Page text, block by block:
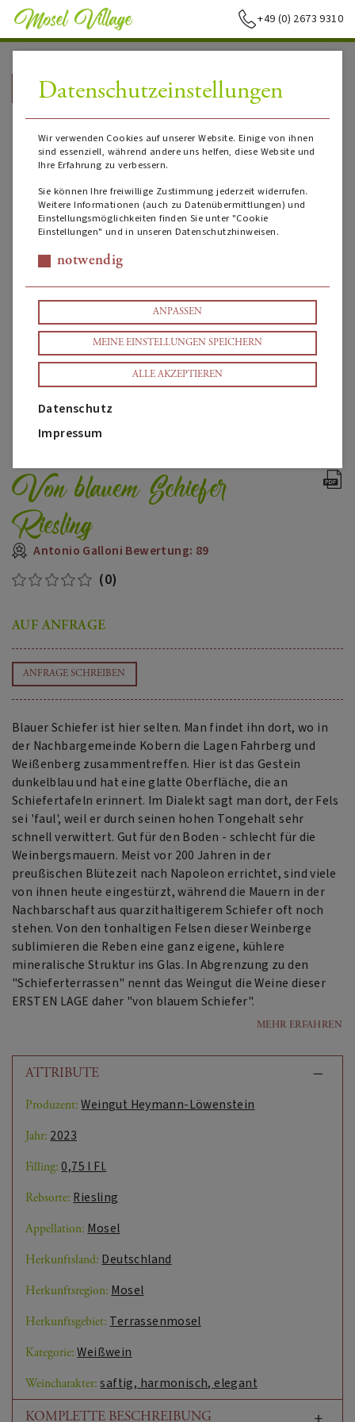
+49 (0) 2673 9310
ZURÜCK ZUR STARTSEITE
Von blauem Schiefer
Riesling
Antonio Galloni Bewertung: 89
(0)
AUF ANFRAGE
ANFRAGE SCHREIBEN
Blauer Schiefer ist hier selten. Man findet ihn dort, wo in
der Nachbargemeinde Kobern die Lagen Fahrberg und
Weißenberg zusammentreffen. Hier ist das Gestein
dunkelblau und hat eine glatte Oberfläche, die an
Schiefertafeln erinnert. Im Dialekt sagt man dort, der Fels
sei 'faul', weil er durch seinen hohen Tongehalt sehr
schnell verwittert. Gut für den Boden - schlecht für die
Weinbergsmauern. Meist vor 200 Jahren in der
preußischen Blütezeit nach Napoleon errichtet, sind viele
von ihnen heute eingestürzt, während die Mauern in der
Nachbarschaft aus quarzithaltigerem Schiefer oft noch
stehen. Von den tonhaltigen Felsen dieser Weinberge
sublimieren die Reben eine ganz eigene, kühlere
mineralische Struktur ins Glas. In Abgrenzung zu den
"Schieferterrassen" nennt das Weingut die Weine dieser
ERSTEN LAGE daher "von blauem Schiefer".
MEHR ERFAHREN
ATTRIBUTE
Produzent: Weingut Heymann-Löwenstein
Jahr: 2023
Filling: 0,75 l Fl.
Rebsorte: Riesling
Appellation: Mosel
Herkunftsland: Deutschland
Herkunftsregion: Mosel
Herkunftsgebiet: Terrassenmosel
Kategorie: Weißwein
Weincharakter: saftig, harmonisch, elegant
KOMPLETTE BESCHREIBUNG
Datenschutzeinstellungen
Wir verwenden Cookies auf unserer Website. Einige von ihnen
sind essenziell, während andere uns helfen, diese Website und
Ihre Erfahrung zu verbessern.
Sie können Ihre freiwillige Zustimmung jederzeit widerrufen.
Weitere Informationen (auch zu Datenübermittlungen) und
Einstellungsmöglichkeiten finden Sie unter "Cookie
Einstellungen" und in unseren Datenschutzhinweisen.
notwendig
ANPASSEN
MEINE EINSTELLUNGEN SPEICHERN
ALLE AKZEPTIEREN
Datenschutz
Impressum